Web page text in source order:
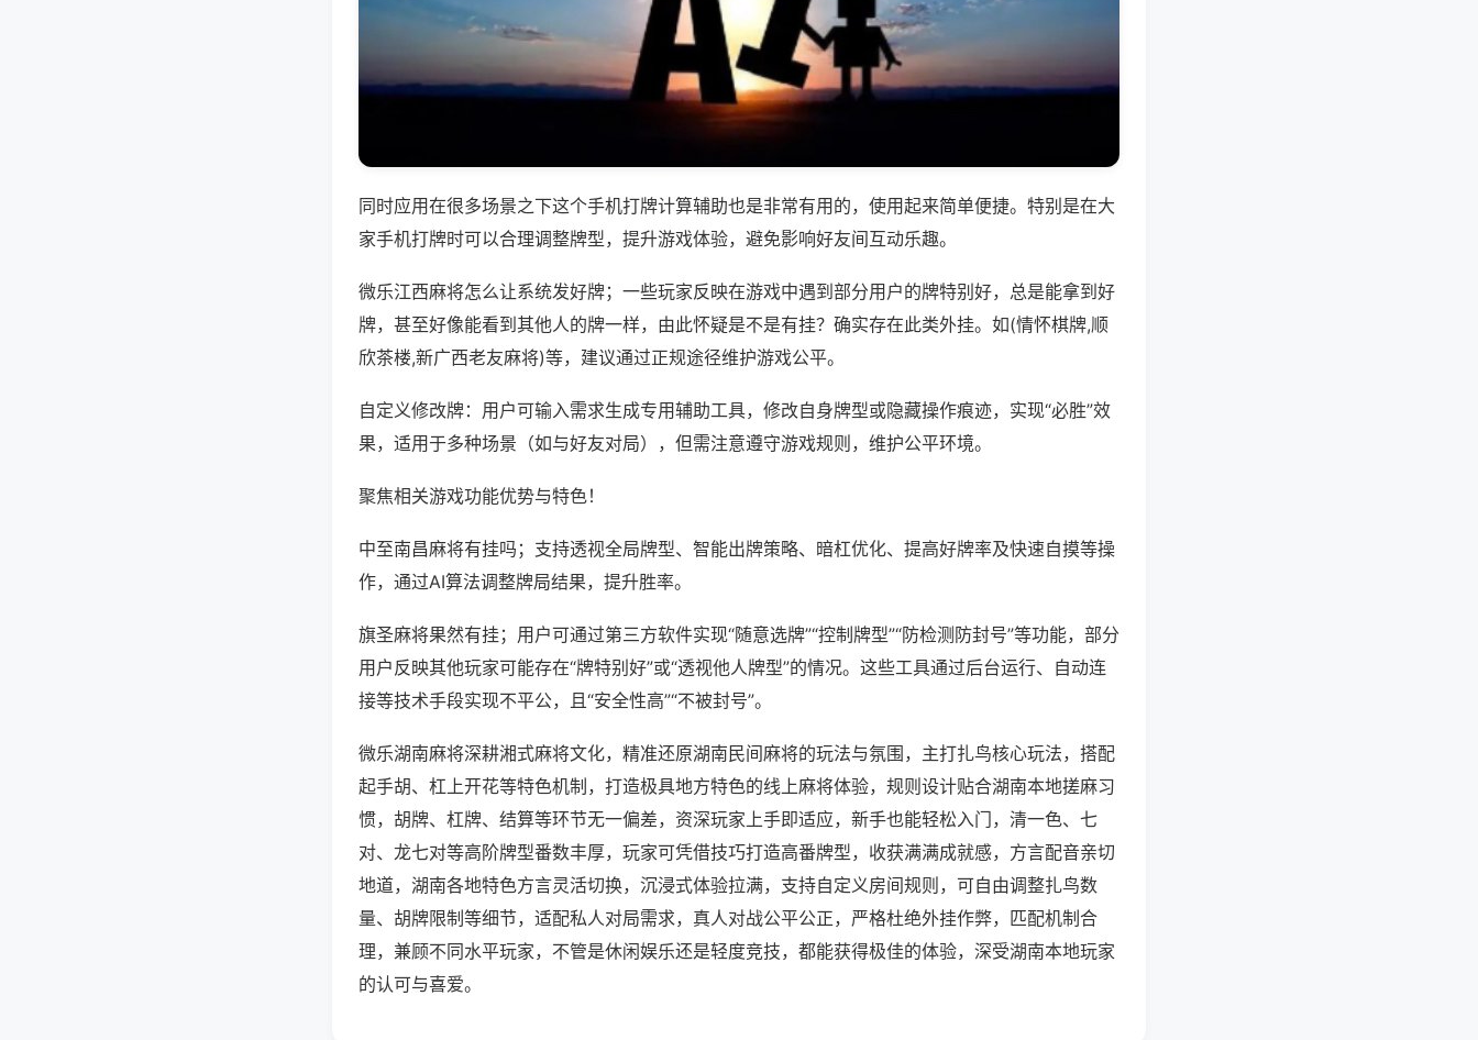
同时应用在很多场景之下这个手机打牌计算辅助也是非常有用的，使用起来简单便捷。特别是在大
家手机打牌时可以合理调整牌型，提升游戏体验，避免影响好友间互动乐趣。
微乐江西麻将怎么让系统发好牌；一些玩家反映在游戏中遇到部分用户的牌特别好，总是能拿到好
牌，甚至好像能看到其他人的牌一样，由此怀疑是不是有挂？确实存在此类外挂。如(情怀棋牌,顺
欣茶楼,新广西老友麻将)等，建议通过正规途径维护游戏公平。
自定义修改牌：用户可输入需求生成专用辅助工具，修改自身牌型或隐藏操作痕迹，实现“必胜”效
果，适用于多种场景（如与好友对局），但需注意遵守游戏规则，维护公平环境。
聚焦相关游戏功能优势与特色！
中至南昌麻将有挂吗；支持透视全局牌型、智能出牌策略、暗杠优化、提高好牌率及快速自摸等操
作，通过AI算法调整牌局结果，提升胜率。
旗圣麻将果然有挂；用户可通过第三方软件实现“随意选牌”“控制牌型”“防检测防封号”等功能，部分
用户反映其他玩家可能存在“牌特别好”或“透视他人牌型”的情况。这些工具通过后台运行、自动连
接等技术手段实现不平公，且“安全性高”“不被封号”。
微乐湖南麻将深耕湘式麻将文化，精准还原湖南民间麻将的玩法与氛围，主打扎鸟核心玩法，搭配
起手胡、杠上开花等特色机制，打造极具地方特色的线上麻将体验，规则设计贴合湖南本地搓麻习
惯，胡牌、杠牌、结算等环节无一偏差，资深玩家上手即适应，新手也能轻松入门，清一色、七
对、龙七对等高阶牌型番数丰厚，玩家可凭借技巧打造高番牌型，收获满满成就感，方言配音亲切
地道，湖南各地特色方言灵活切换，沉浸式体验拉满，支持自定义房间规则，可自由调整扎鸟数
量、胡牌限制等细节，适配私人对局需求，真人对战公平公正，严格杜绝外挂作弊，匹配机制合
理，兼顾不同水平玩家，不管是休闲娱乐还是轻度竞技，都能获得极佳的体验，深受湖南本地玩家
的认可与喜爱。